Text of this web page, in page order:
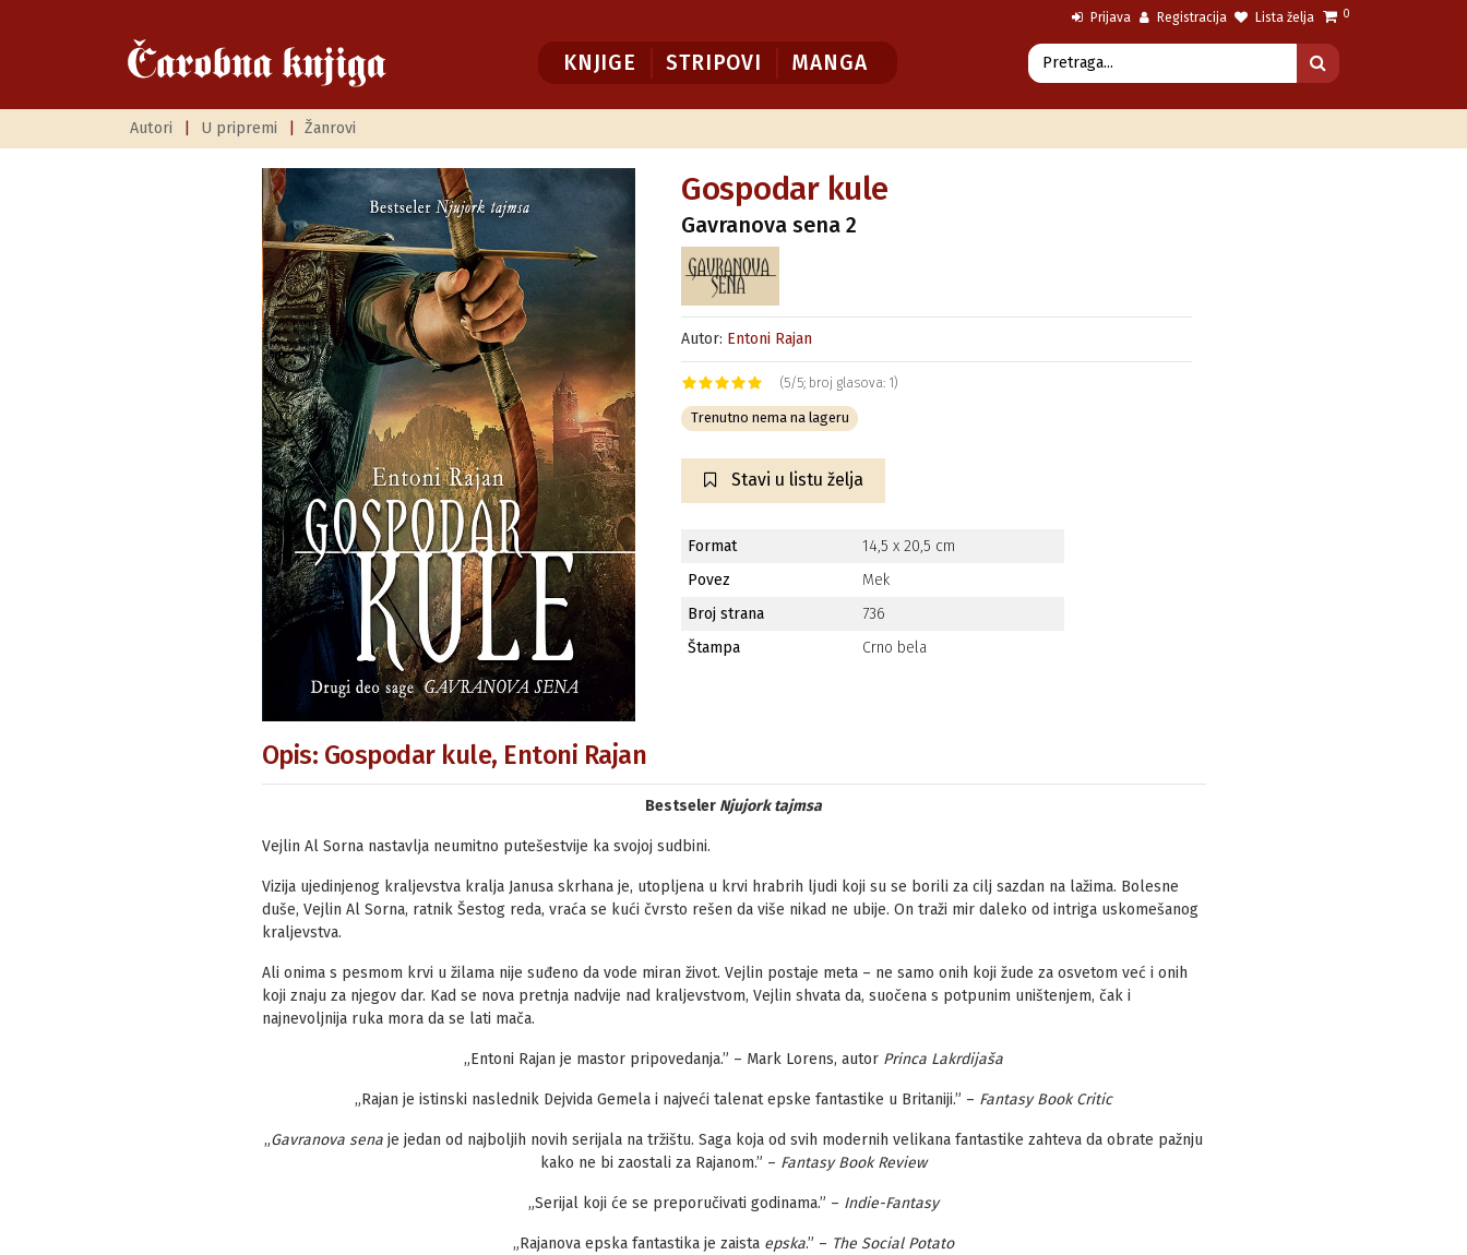
Prijava Registracija Lista želja 0
KNJIGE STRIPOVI MANGA
Autori U pripremi Žanrovi
Gospodar kule
Gavranova sena 2
Autor: Entoni Rajan
(5/5; broj glasova: 1)
Trenutno nema na lageru
Stavi u listu želja
Format
14,5 x 20,5 cm
Povez
Mek
Broj strana
736
Štampa
Crno bela
Opis: Gospodar kule, Entoni Rajan
Bestseler Njujork tajmsa
Vejlin Al Sorna nastavlja neumitno putešestvije ka svojoj sudbini.
Vizija ujedinjenog kraljevstva kralja Janusa skrhana je, utopljena u krvi hrabrih ljudi koji su se borili za cilj sazdan na lažima. Bolesne
duše, Vejlin Al Sorna, ratnik Šestog reda, vraća se kući čvrsto rešen da više nikad ne ubije. On traži mir daleko od intriga uskomešanog
kraljevstva.
Ali onima s pesmom krvi u žilama nije suđeno da vode miran život. Vejlin postaje meta – ne samo onih koji žude za osvetom već i onih
koji znaju za njegov dar. Kad se nova pretnja nadvije nad kraljevstvom, Vejlin shvata da, suočena s potpunim uništenjem, čak i
najnevoljnija ruka mora da se lati mača.
„Entoni Rajan je mastor pripovedanja.” – Mark Lorens, autor Princa Lakrdijaša
„Rajan je istinski naslednik Dejvida Gemela i najveći talenat epske fantastike u Britaniji.” – Fantasy Book Critic
„Gavranova sena je jedan od najboljih novih serijala na tržištu. Saga koja od svih modernih velikana fantastike zahteva da obrate pažnju
kako ne bi zaostali za Rajanom.” – Fantasy Book Review
„Serijal koji će se preporučivati godinama.” – Indie-Fantasy
„Rajanova epska fantastika je zaista epska.” – The Social Potato